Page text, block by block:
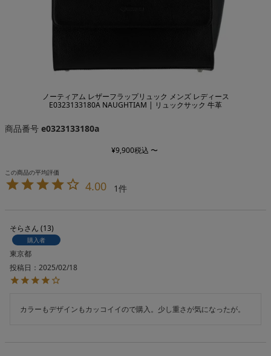
ノーティアム レザーフラップリュック メンズ レディース
E0323133180A NAUGHTIAM | リュックサック 牛革
商品番号 e0323133180a
¥9,900税込 〜
4.00 1
そら 13
購入者
東京都
投稿日
2025/02/18
カラーもデザインもカッコイイので購入。少し重さが気になったが。